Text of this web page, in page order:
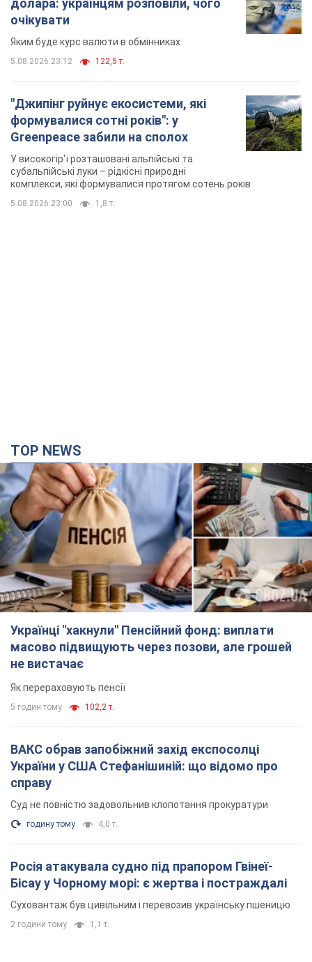
долара: українцям розповіли, чого
очікувати
Яким буде курс валюти в обмінниках
5.08.2026 23:12 122,5 т.
"Джипінг руйнує екосистеми, які
формувалися сотні років": у
Greenpeace забили на сполох
У високогір'ї розташовані альпійські та
субальпійські луки – рідкісні природні
комплекси, які формувалися протягом сотень років
5.08.2026 23:00 1,8 т.
TOP NEWS
Українці "хакнули" Пенсійний фонд: виплати
масово підвищують через позови, але грошей
не вистачає
Як перераховують пенсії
5 годин тому 102,2 т.
ВАКС обрав запобіжний захід експосолці
України у США Стефанішиній: що відомо про
справу
Суд не повністю задовольнив клопотання прокуратури
годину тому 4,0 т.
Росія атакувала судно під прапором Гвінеї-
Бісау у Чорному морі: є жертва і постраждалі
Суховантаж був цивільним і перевозив українську пшеницю
2 години тому 1,1 т.